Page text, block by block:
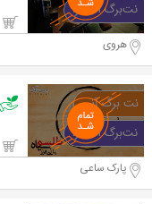
هروی
پارک ساعی